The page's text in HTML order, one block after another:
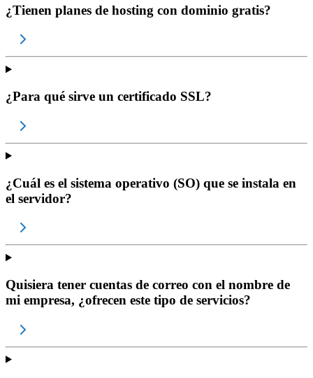
¿Tienen planes de hosting con dominio gratis?
¿Para qué sirve un certificado SSL?
¿Cuál es el sistema operativo (SO) que se instala en
el servidor?
Quisiera tener cuentas de correo con el nombre de
mi empresa, ¿ofrecen este tipo de servicios?